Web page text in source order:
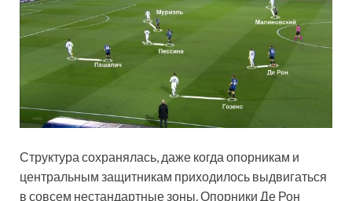
Структура сохранялась, даже когда опорникам и
центральным защитникам приходилось выдвигаться
в совсем нестандартные зоны. Опорники Де Рон